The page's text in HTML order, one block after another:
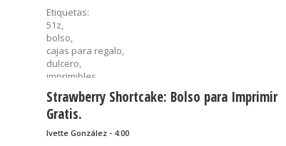
......
Etiquetas:
51z,
bolso,
cajas para regalo,
dulcero,
imprimibles,
Navidad,
recuerditos,
sorpresas,
souvenirs
Strawberry Shortcake: Bolso para Imprimir
Gratis.
Ivette González - 4:00